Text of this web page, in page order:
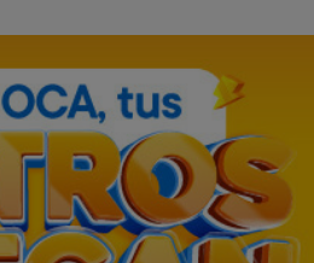
Set de protección infantil
Art. 2.265
5.700 Metros
1.140 Metros + 4 x $380